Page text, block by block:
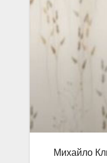
Михайло